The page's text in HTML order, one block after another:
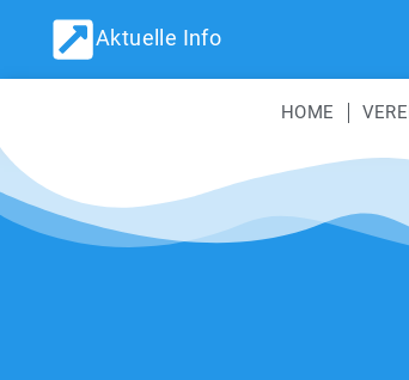
Aktuelle Info
HOME